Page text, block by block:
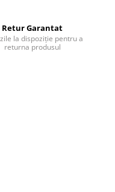
Retur Garantat
la dispoziție pentru a
returna produsul